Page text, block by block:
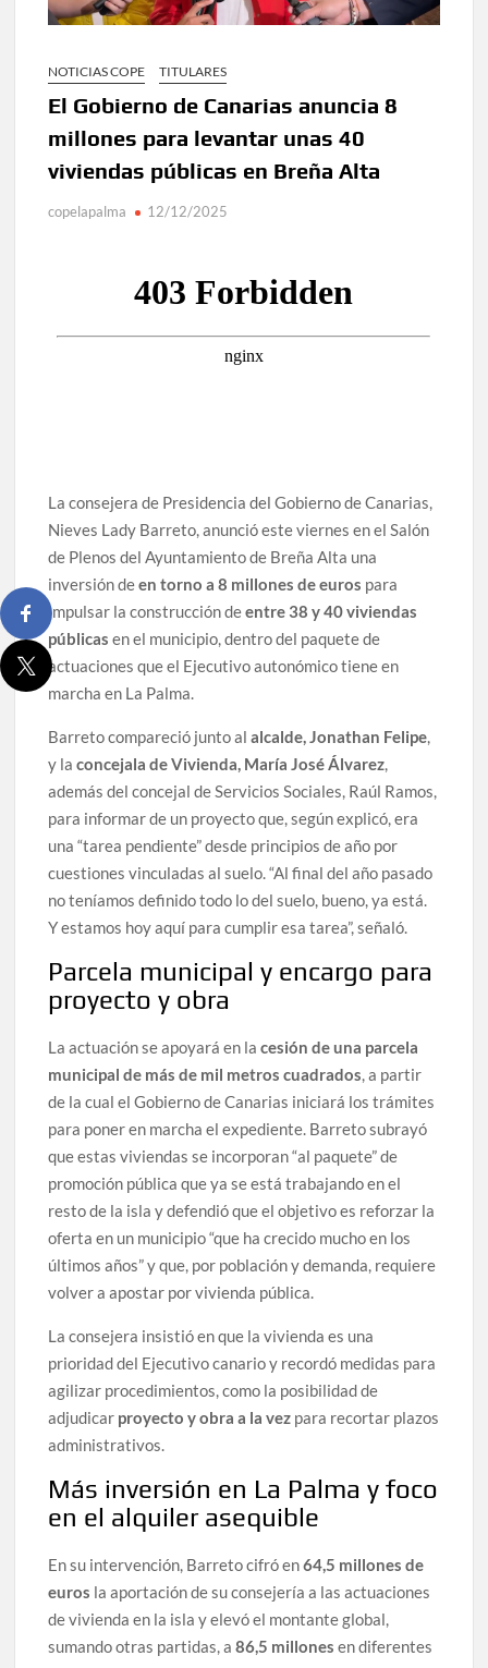
NOTICIAS COPE TITULARES
El Gobierno de Canarias anuncia 8
millones para levantar unas 40
viviendas públicas en Breña Alta
copelapalma 12/12/2025
La consejera de Presidencia del Gobierno de Canarias,
Nieves Lady Barreto, anunció este viernes en el Salón
de Plenos del Ayuntamiento de Breña Alta una
inversión deen torno a 8 millones de euros para
impulsar la construcción deentre 38 y 40 viviendas
públicas en el municipio, dentro del paquete de
actuaciones que el Ejecutivo autonómico tiene en
marcha en La Palma.
Barreto compareció junto alalcalde, Jonathan Felipe,
y laconcejala de Vivienda, María José Álvarez,
además del concejal de Servicios Sociales, Raúl Ramos,
para informar de un proyecto que, según explicó, era
una “tarea pendiente” desde principios de año por
cuestiones vinculadas al suelo. “Al final del año pasado
no teníamos definido todo lo del suelo, bueno, ya está.
Y estamos hoy aquí para cumplir esa tarea”, señaló.
Parcela municipal y encargo para
proyecto y obra
La actuación se apoyará en lacesión de una parcela
municipal de más de mil metros cuadrados, a partir
de la cual el Gobierno de Canarias iniciará los trámites
para poner en marcha el expediente. Barreto subrayó
que estas viviendas se incorporan “al paquete” de
promoción pública que ya se está trabajando en el
resto de la isla y defendió que el objetivo es reforzar la
oferta en un municipio “que ha crecido mucho en los
últimos años” y que, por población y demanda, requiere
volver a apostar por vivienda pública.
La consejera insistió en que la vivienda es una
prioridad del Ejecutivo canario y recordó medidas para
agilizar procedimientos, como la posibilidad de
adjudicar proyecto y obra a la vez para recortar plazos
administrativos.
Más inversión en La Palma y foco
en el alquiler asequible
En su intervención, Barreto cifró en64,5 millones de
euros la aportación de su consejería a las actuaciones
de vivienda en la isla y elevó el montante global,
sumando otras partidas, a86,5 millones en diferentes